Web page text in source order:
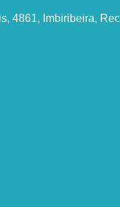
4861, Imbiribeira,